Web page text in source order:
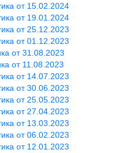
от 15.02.2024
от 19.01.2024
от 25.12.2023
от 01.12.2023
от 31.08.2023
от 11.08.2023
от 14.07.2023
от 30.06.2023
от 25.05.2023
от 27.04.2023
от 13.03.2023
от 06.02.2023
от 12.01.2023